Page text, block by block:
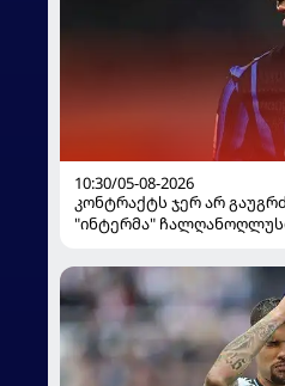
10:30/05-08-2026
კონტრაქტს ჯერ არ
"ინტერმა"